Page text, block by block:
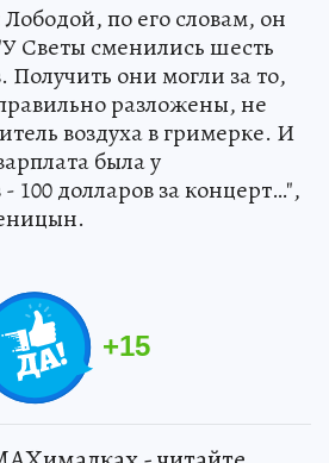
по его словам, он
Светы сменились шесть
они могли за то,
разложены, не
воздуха в гримерке. И
была у
100 долларов за концерт…",
+15